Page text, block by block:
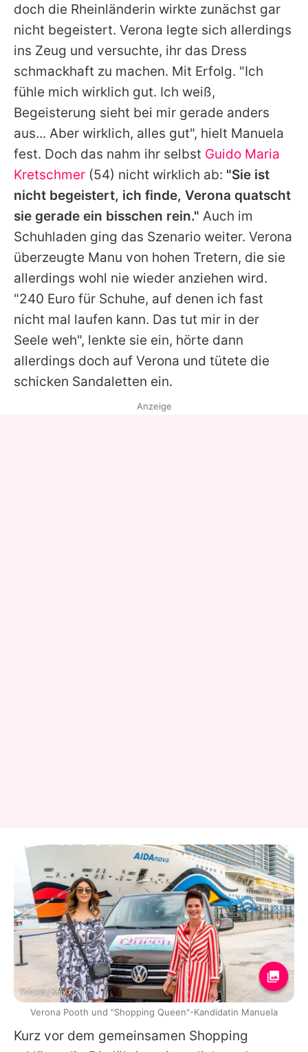
doch die Rheinländerin wirkte zunächst gar
nicht begeistert. Verona legte sich allerdings
ins Zeug und versuchte, ihr das Dress
schmackhaft zu machen. Mit Erfolg. "Ich
fühle mich wirklich gut. Ich weiß,
Begeisterung sieht bei mir gerade anders
aus... Aber wirklich, alles gut", hielt Manuela
fest. Doch das nahm ihr selbst Guido Maria
Kretschmer (54) nicht wirklich ab: "Sie ist
nicht begeistert, ich finde, Verona quatscht
sie gerade ein bisschen rein." Auch im
Schuhladen ging das Szenario weiter. Verona
überzeugte Manu von hohen Tretern, die sie
allerdings wohl nie wieder anziehen wird.
"240 Euro für Schuhe, auf denen ich fast
nicht mal laufen kann. Das tut mir in der
Seele weh", lenkte sie ein, hörte dann
allerdings doch auf Verona und tütete die
schicken Sandaletten ein.
Kurz vor dem gemeinsamen Shopping
Anzeige
TVNOW / Max Kohr
Verona Pooth und "Shopping Queen"-Kandidatin Manuela